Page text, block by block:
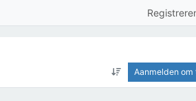
Aanmelden om